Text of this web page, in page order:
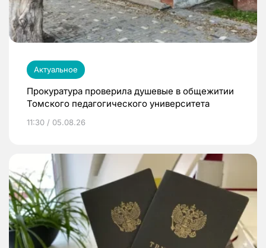
Актуальное
Прокуратура проверила душевые в общежитии
Томского педагогического университета
11:30 / 05.08.26